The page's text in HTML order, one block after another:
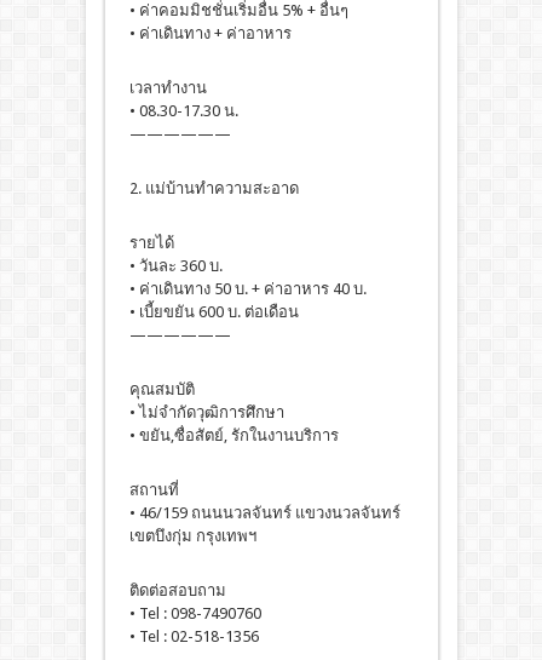
• ค่าคอมมิชชั่นเริ่มอื่น 5% + อื่นๆ
• ค่าเดินทาง + ค่าอาหาร
เวลาทำงาน
• 08.30-17.30 น.
——————
2. แม่บ้านทำความสะอาด
รายได้
• วันละ 360 บ.
• ค่าเดินทาง 50 บ. + ค่าอาหาร 40 บ.
• เบี้ยขยัน 600 บ. ต่อเดือน
——————
คุณสมบัติ
• ไม่จำกัดวุฒิการศึกษา
• ขยัน,ซื่อสัตย์, รักในงานบริการ
สถานที่
• 46/159 ถนนนวลจันทร์ แขวงนวลจันทร์
เขตบึงกุ่ม กรุงเทพฯ
ติดต่อสอบถาม
• Tel : 098-7490760
• Tel : 02-518-1356